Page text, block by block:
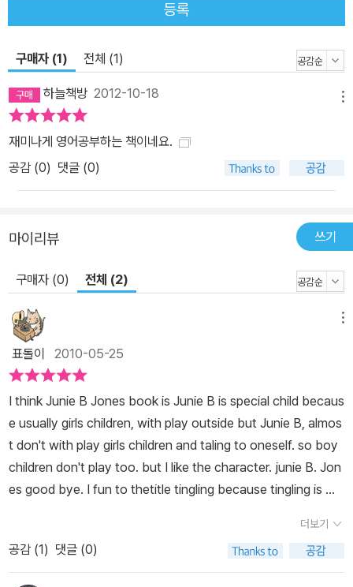
등록
구매자 (1) 전체 (1)
하늘책방 2012-10-18
재미나게 영어공부하는 책이네요.
공감 (0) 댓글 (0)
마이리뷰 쓰기
구매자 (0) 전체 (2)
표돌이 2010-05-25
I think Junie B Jones book is Junie B is special child becaus
e usually girls children, with play outside but Junie B, almos
t don't with play girls children and taling to oneself. so boy
children don't play too. but I like the character. junie B. Jon
es good bye. I fun to thetitle tingling because tingling is wili
othes is instead S use the W and Junie B Jones freiend Gra
ce put on the micky mouse ears, and micky mouse body. b
ut bus driver MR.wilson very pretty but she(Junie B jones)
더보기
공감 (1) 댓글 (0)